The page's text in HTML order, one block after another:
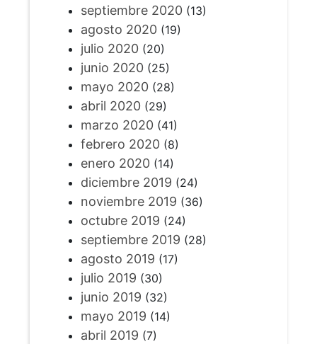
septiembre 2020(13)
agosto 2020(19)
julio 2020(20)
junio 2020(25)
mayo 2020(28)
abril 2020(29)
marzo 2020(41)
febrero 2020(8)
enero 2020(14)
diciembre 2019 (24)
noviembre 2019 (36)
octubre 2019 (24)
septiembre 2019 (28)
agosto 2019 (17)
julio 2019 (30)
junio 2019 (32)
mayo 2019 (14)
abril 2019 (7)